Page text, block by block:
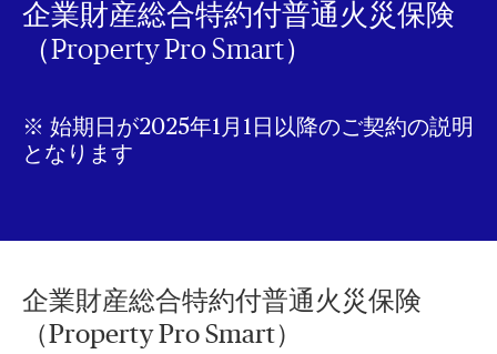
企業財産総合特約付普通火災保険
（Property Pro Smart）
※ 始期日が2025年1月1日以降のご契約の説明
となります
企業財産総合特約付普通火災保険
（Property Pro Smart）